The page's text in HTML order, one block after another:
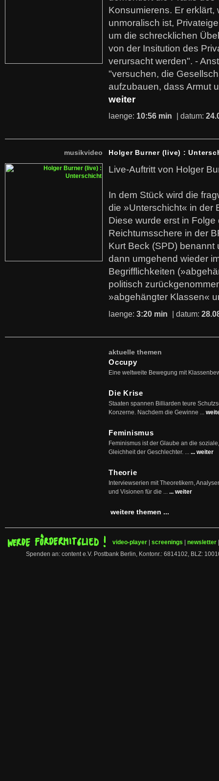
Konsumierens. Er erklärt,
unmoralisch ist,
um die schrecklichen
von der Insitution des
verursacht werden". -
"versuchen, die
aufzubauen, dass Armut
weiter
laenge: 10:56 min | datum:
musikvideo Holger Burner (live) :
Live-Auftritt von Holger
In dem Stück wird die
die »Unterschicht« in der
Diese wurde erst in
Reichtumsschere in der
Kurt Beck (SPD)
dann umgehend wieder
Begrifflichkeiten
politisch
»abgehängter Klassen«
laenge: 3:20 min | datum:
aktuelle themen
Occupy
Eine weltweite Bewegung mit
Die Krise
Staaten spannen Billiarden teure
Konzerne. Nachdem die Gewinne ...
Feminismus
Feminismus ist der Glaube an die
Gleichheit der Geschlechter. ... ... weiter
Theorie
Interviewserien mit Theoretikern,
und Visionen für die ... ... weiter
weitere themen ...
video-player screenings newsletter
Spenden an: content e.V. Postbank Berlin, Kontonr.: 6814102, BLZ: